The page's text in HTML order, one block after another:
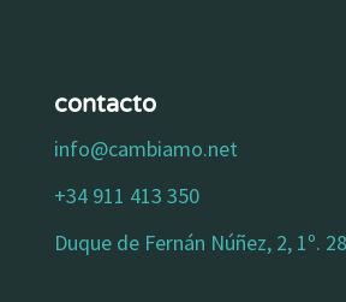
contacto
info@cambiamo.net
+34 911 413 350
Duque de Fernán Núñez, 2, 1º.